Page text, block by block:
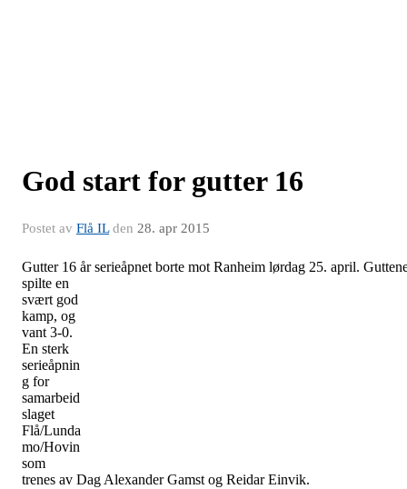
God start for gutter 16
Postet av Flå ILden 28. apr 2015
Gutter 16 år serieåpnet borte motRanheim lørdag 25. april.
spilte en
svært god
kamp, og
vant 3-0.
En sterk
serieåpnin
g for
samarbeid
slaget
Flå/Lunda
mo/Hovin
som
trenes av Dag Alexander Gamst og Reidar Einvik.